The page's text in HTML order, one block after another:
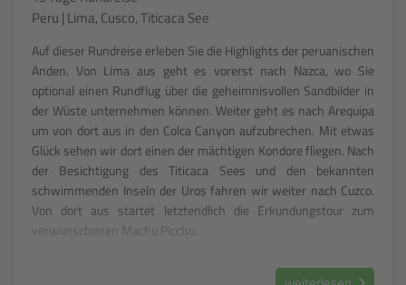
Peru | Lima, Cusco, Titicaca See
Auf dieser Rundreise erleben Sie die Highlights der peruanischen
Anden. Von Lima aus geht es vorerst nach Nazca, wo Sie
optional einen Rundflug über die geheimnisvollen Sandbilder in
der Wüste unternehmen können. Weiter geht es nach Arequipa
um von dort aus in den Colca Canyon aufzubrechen. Mit etwas
Glück sehen wir dort einen der mächtigen Kondore fliegen. Nach
der Besichtigung des Titicaca Sees und den bekannten
schwimmenden Inseln der Uros fahren wir weiter nach Cuzco.
Von dort aus startet letztendlich die Erkundungstour zum
verwunschenen Machu Picchu.